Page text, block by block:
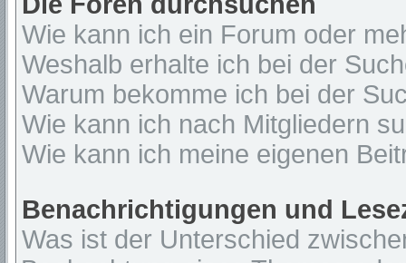
Wie kann ich ein Forum oder
Weshalb erhalte ich bei der
Warum bekomme ich bei der
Wie kann ich nach Mitgliedern
Wie kann ich meine eigenen
Benachrichtigungen und
Was ist der Unterschied